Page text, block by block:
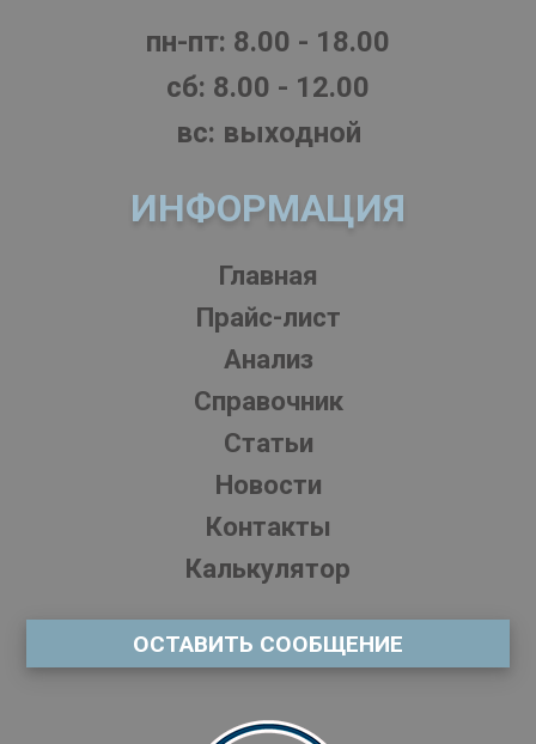
пн-пт: 8.00 - 18.00
cб: 8.00 - 12.00
вс: выходной
ИНФОРМАЦИЯ
Главная
Прайс-лист
Анализ
Справочник
Статьи
Новости
Контакты
Калькулятор
ОСТАВИТЬ СООБЩЕНИЕ